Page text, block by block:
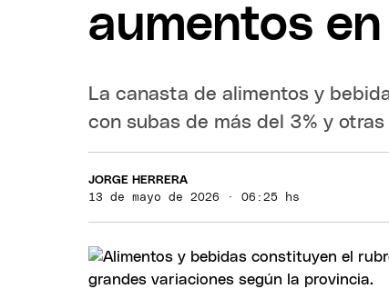
aumentos
La canasta de alimentos y
con subas de más del 3% y
JORGE HERRERA
13 de mayo de 2026 · 06:25 hs